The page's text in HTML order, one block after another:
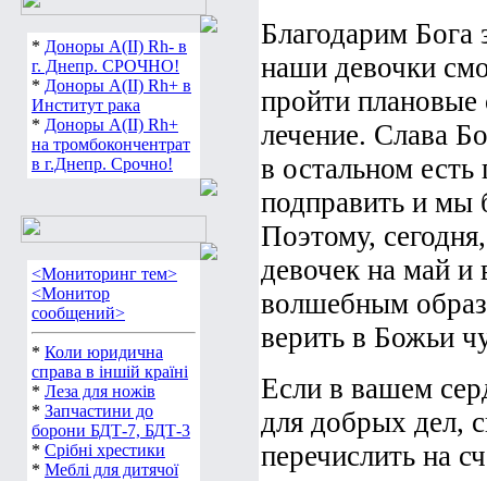
* Доноры А(ІІ) Rh- в
г. Днепр. СРОЧНО!
* Доноры А(ІІ) Rh+ в
Институт рака
* Доноры А(ІІ) Rh+
на тромбокончентрат
в г.Днепр. Срочно!
<Мониторинг тем>
<Монитор
сообщений>
* Коли юридична
справа в іншій країні
* Леза для ножів
* Запчастини до
борони БДТ-7, БДТ-3
* Срібні хрестики
* Меблі для дитячої
Благодарим Бога
наши девочки
пройти плановые
лечение. Слава
в остальном
подправить и мы
Поэтому,
девочек на май и
волшебным
верить в Божьи
Если в вашем
для добрых дел,
перечислить на